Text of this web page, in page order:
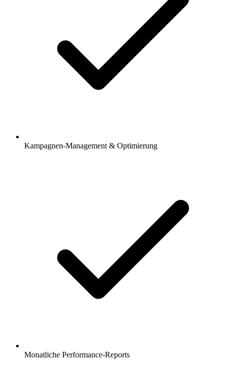
Kampagnen-Management & Optimierung
Monatliche Performance-Reports